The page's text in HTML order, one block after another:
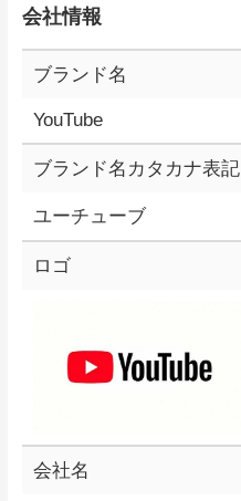
会社情報
ブランド名
YouTube
ブランド名カタカナ表記
ユーチューブ
ロゴ
会社名